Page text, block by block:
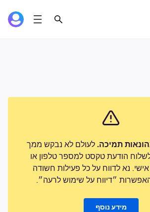
תמיכה. לעולם לא נבקש ממך
הודעת טקסט למספר טלפון או
נא לדווח על כל פעילות חשודה
״דיווח על שימוש לרעה״.
מידע נוסף